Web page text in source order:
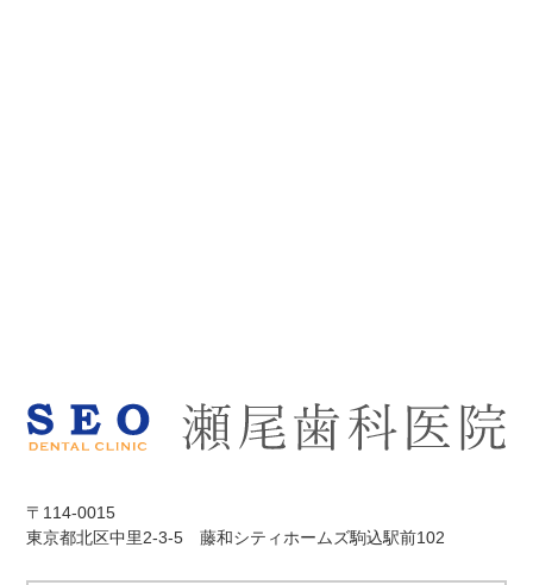
〒114-0015
東京都北区中里2-3-5 藤和シティホームズ駒込駅前102